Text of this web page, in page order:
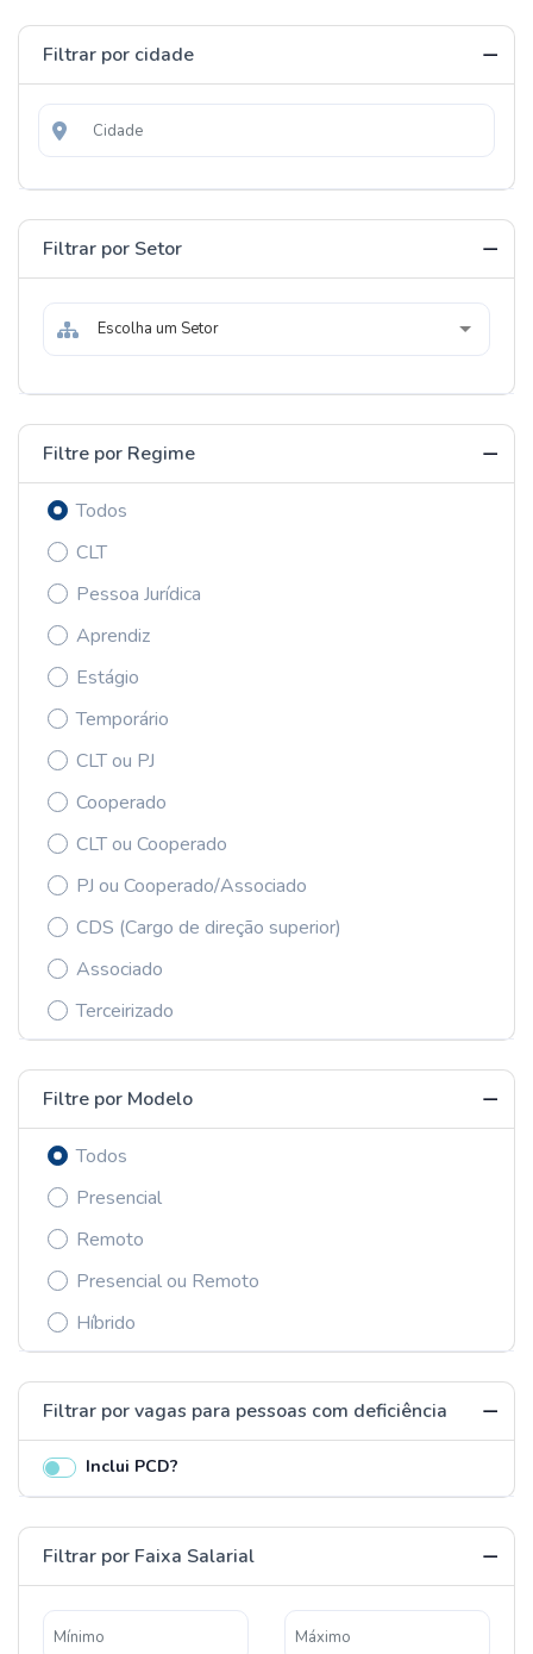
Filtrar por cidade
Filtrar por Setor
Escolha um Setor
Filtre por Regime
Todos
CLT
Pessoa Jurídica
Aprendiz
Estágio
Temporário
CLT ou PJ
Cooperado
CLT ou Cooperado
PJ ou Cooperado/Associado
CDS (Cargo de direção superior)
Associado
Terceirizado
Filtre por Modelo
Todos
Presencial
Remoto
Presencial ou Remoto
Híbrido
Filtrar por vagas para pessoas com deficiência
Inclui PCD?
Filtrar por Faixa Salarial